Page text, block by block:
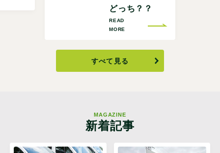
どっち？？
READ
MORE
すべて見る
MAGAZINE
新着記事